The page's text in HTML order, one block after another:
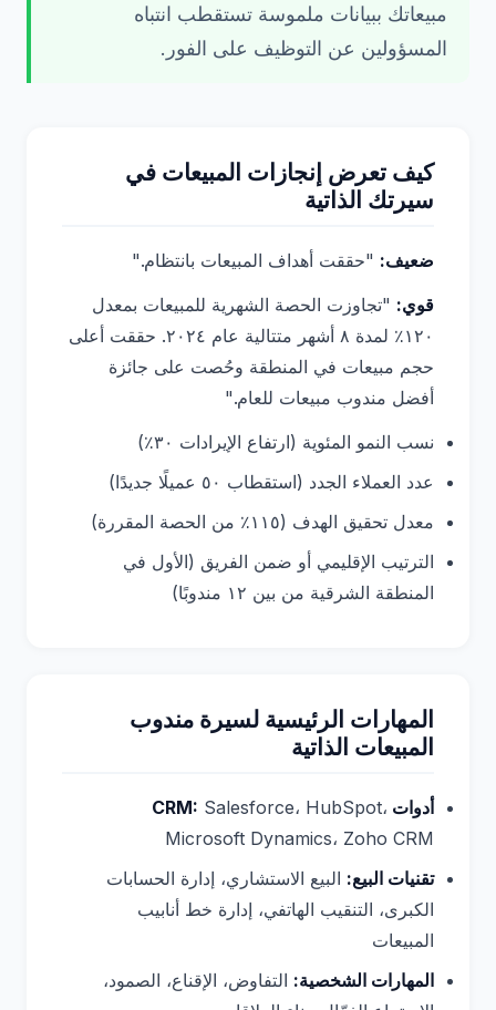
مبيعاتك ببيانات ملموسة تستقطب انتباه
المسؤولين عن التوظيف على الفور.
كيف تعرض إنجازات المبيعات في
سيرتك الذاتية
ضعيف: "حققت أهداف المبيعات بانتظام."
قوي: "تجاوزت الحصة الشهرية للمبيعات بمعدل
١٢٠٪ لمدة ٨ أشهر متتالية عام ٢٠٢٤. حققت أعلى
حجم مبيعات في المنطقة وحُصت على جائزة
أفضل مندوب مبيعات للعام."
نسب النمو المئوية (ارتفاع الإيرادات ٣٠٪)
عدد العملاء الجدد (استقطاب ٥٠ عميلًا جديدًا)
معدل تحقيق الهدف (١١٥٪ من الحصة المقررة)
الترتيب الإقليمي أو ضمن الفريق (الأول في
المنطقة الشرقية من بين ١٢ مندوبًا)
المهارات الرئيسية لسيرة مندوب
المبيعات الذاتية
أدوات CRM: Salesforce، HubSpot،
Microsoft Dynamics، Zoho CRM
تقنيات البيع: البيع الاستشاري، إدارة الحسابات
الكبرى، التنقيب الهاتفي، إدارة خط أنابيب
المبيعات
المهارات الشخصية: التفاوض، الإقناع، الصمود،